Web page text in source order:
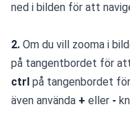
ned i bilden för att
2. Om du vill zooma i
ctrl på tangenbordet
även använda + eller -